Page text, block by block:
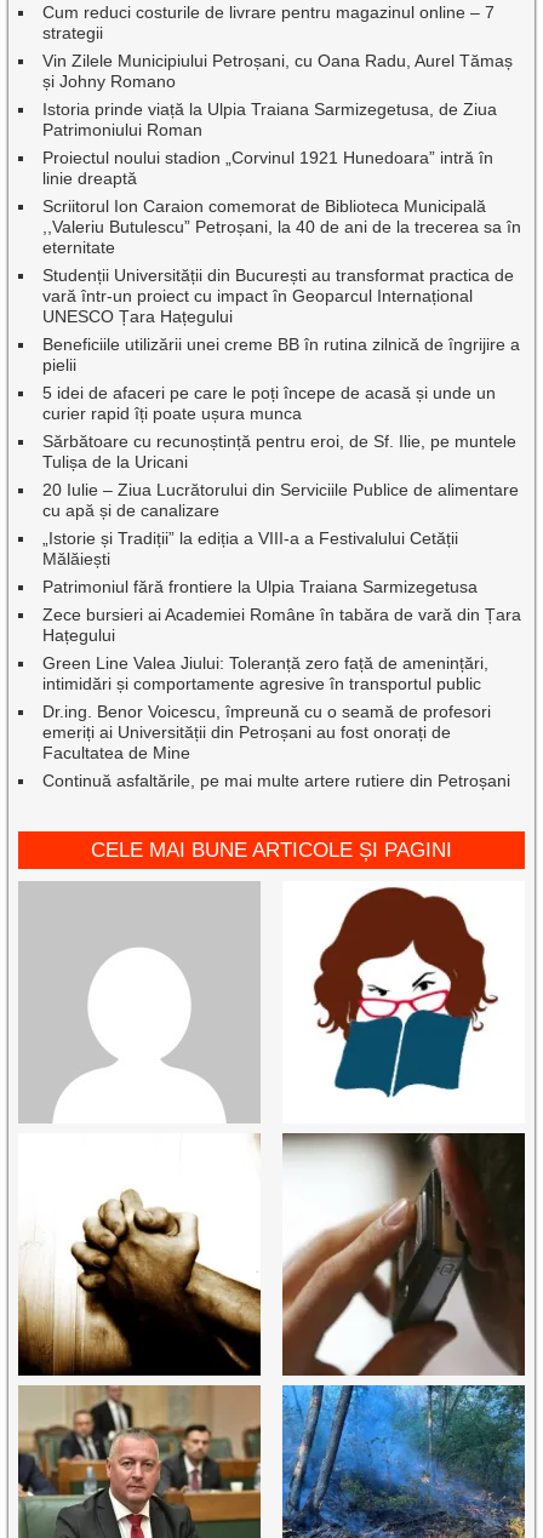
Cum reduci costurile de livrare pentru magazinul online – 7
strategii
Vin Zilele Municipiului Petroșani, cu Oana Radu, Aurel Tămaș
și Johny Romano
Istoria prinde viață la Ulpia Traiana Sarmizegetusa, de Ziua
Patrimoniului Roman
Proiectul noului stadion „Corvinul 1921 Hunedoara” intră în
linie dreaptă
Scriitorul Ion Caraion comemorat de Biblioteca Municipală
,,Valeriu Butulescu” Petroșani, la 40 de ani de la trecerea sa în
eternitate
Studenții Universității din București au transformat practica de
vară într-un proiect cu impact în Geoparcul Internațional
UNESCO Țara Hațegului
Beneficiile utilizării unei creme BB în rutina zilnică de îngrijire a
pielii
5 idei de afaceri pe care le poți începe de acasă și unde un
curier rapid îți poate ușura munca
Sărbătoare cu recunoștință pentru eroi, de Sf. Ilie, pe muntele
Tulișa de la Uricani
20 Iulie – Ziua Lucrătorului din Serviciile Publice de alimentare
cu apă și de canalizare
„Istorie și Tradiții” la ediția a VIII-a a Festivalului Cetății
Mălăiești
Patrimoniul fără frontiere la Ulpia Traiana Sarmizegetusa
Zece bursieri ai Academiei Române în tabăra de vară din Țara
Hațegului
Green Line Valea Jiului: Toleranță zero față de amenințări,
intimidări și comportamente agresive în transportul public
Dr.ing. Benor Voicescu, împreună cu o seamă de profesori
emeriți ai Universității din Petroșani au fost onorați de
Facultatea de Mine
Continuă asfaltările, pe mai multe artere rutiere din Petroșani
CELE MAI BUNE ARTICOLE ȘI PAGINI